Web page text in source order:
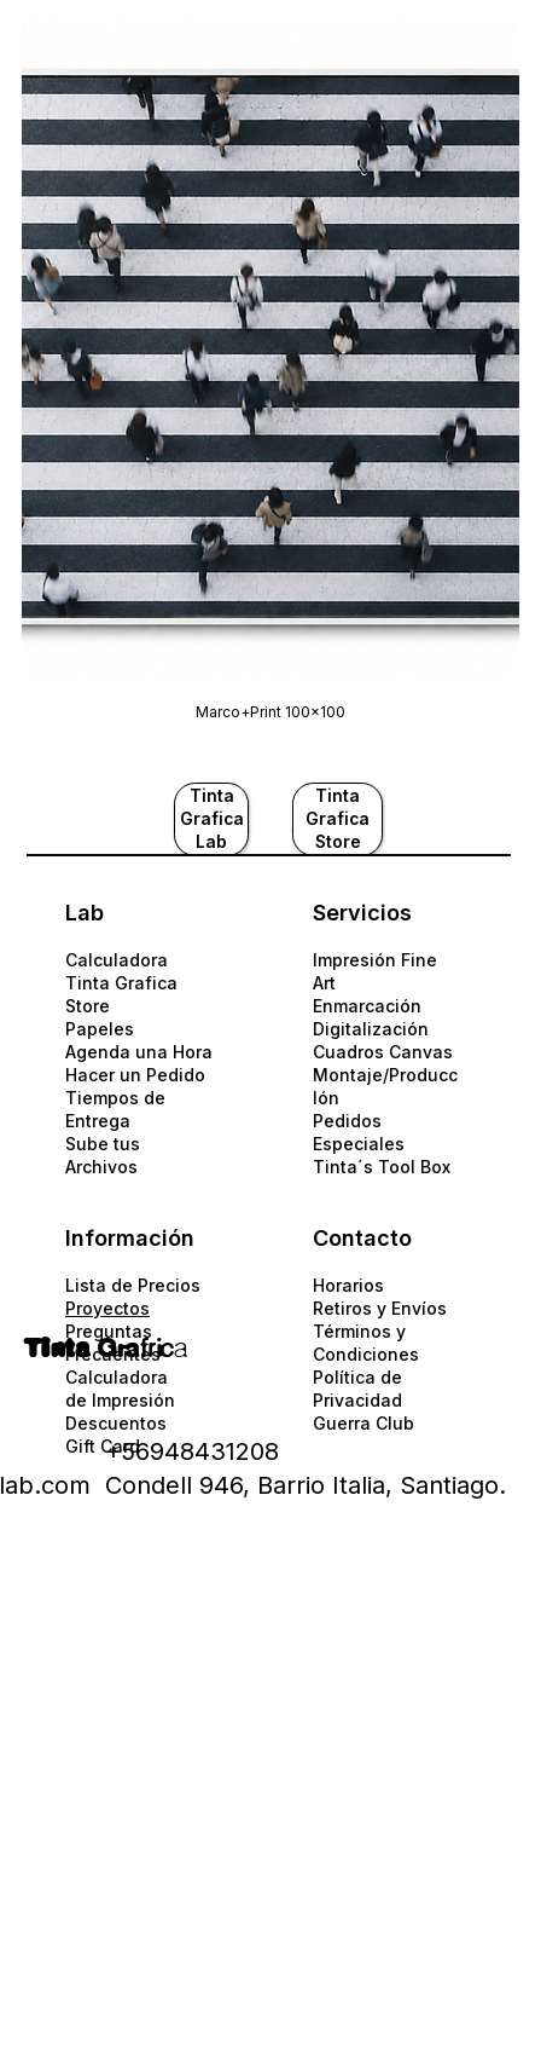
Marco+Print 100x100
Tinta
Grafica
Lab
Tinta
Grafica
Store
Lab
Calculadora
Tinta Grafica
Store
Papeles​
Agenda una Hora
Hacer un Pedido
Tiempos de
Entrega
Sube tus
Archivos
Servicios
Impresión Fine
Art
Enmarcación
Digitalización
Cuadros Canvas
Montaje/Producc
Ión
Pedidos
Especiales
Tinta´s Tool Box
Información
Lista de Precios
Proyectos
Preguntas
Frecuentes
Calculadora
de Impresión
Descuentos
Gift Card
Contacto
Horarios
Retiros y Envíos
Términos y
Condiciones
Política de
Privacidad​​
Guerra Club
Tinta Grafrica
+56948431208
Condell 946, Barrio Italia, Santiago.